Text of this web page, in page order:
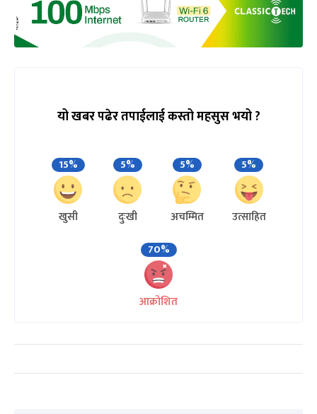
यो खबर पढेर तपाईलाई कस्तो महसुस भयो ?
15%
खुसी
5%
दुःखी
5%
अचम्मित
5%
उत्साहित
70%
आक्रोशित